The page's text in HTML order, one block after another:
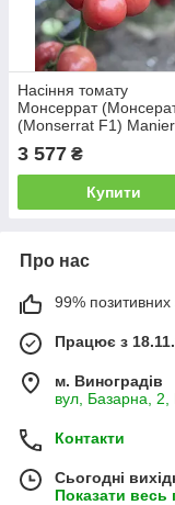
Насіння томату
Монсеррат
(Monserrat F1) Manier
3 577 ₴
Купити
Про нас
99% позитивних
Працює з
м. Виноградів
вул, Базарна, 2,
Контакти
Сьогодні
Показати весь